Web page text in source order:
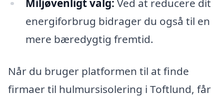
Miljøvenligt valg: Ved at reducere dit
energiforbrug bidrager du også til en
mere bæredygtig fremtid.
Når du bruger platformen til at finde
firmaer til hulmursisolering i Toftlund, får